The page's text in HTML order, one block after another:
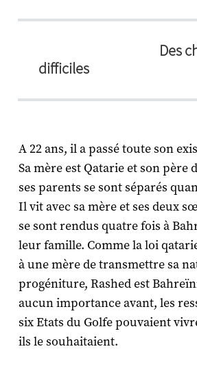
Des
difficiles
A 22 ans, il a passé toute son
Sa mère est Qatarie et son père
ses parents se sont séparés
Il vit avec sa mère et ses deux
se sont rendus quatre fois à
leur famille. Comme la loi
à une mère de transmettre sa
progéniture, Rashed est
aucun importance avant, les
six Etats du Golfe pouvaient
ils le souhaitaient.